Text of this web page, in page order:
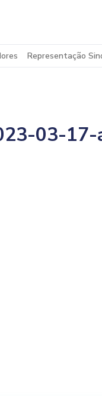
Representação
03-